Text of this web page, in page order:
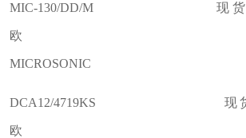
MIC-130/DD/M 现货
MICROSONIC
DCA12/4719KS 现货
欧